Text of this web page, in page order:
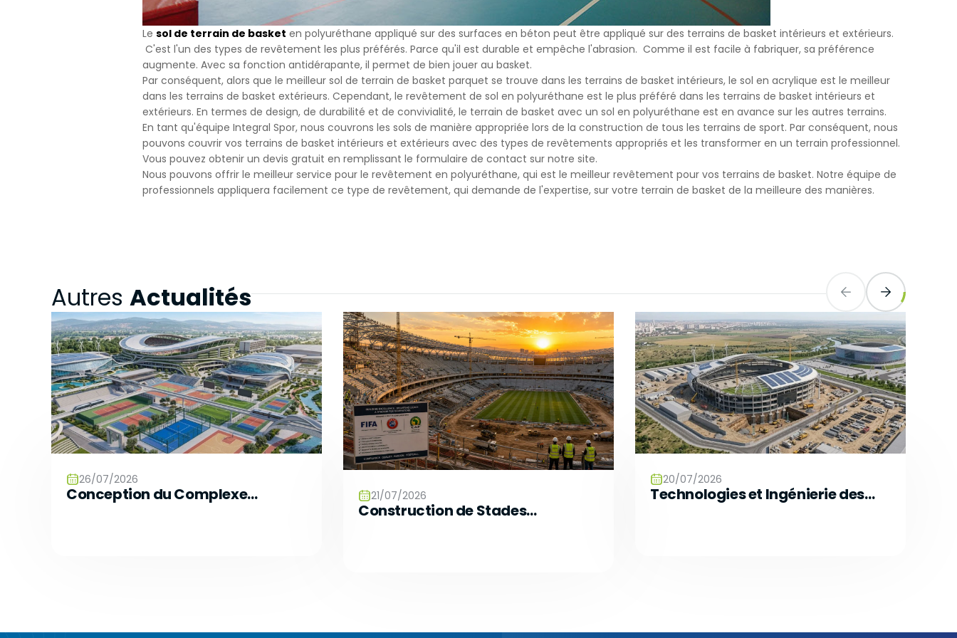
Le sol de terrain de basket en polyuréthane appliqué sur des surfaces en béton peut être appliqué sur des terrains de basket intérieurs et extérieurs.
C'est l'un des types de revêtement les plus préférés. Parce qu'il est durable et empêche l'abrasion. Comme il est facile à fabriquer, sa préférence
augmente. Avec sa fonction antidérapante, il permet de bien jouer au basket.
Par conséquent, alors que le meilleur sol de terrain de basket parquet se trouve dans les terrains de basket intérieurs, le sol en acrylique est le meilleur
dans les terrains de basket extérieurs. Cependant, le revêtement de sol en polyuréthane est le plus préféré dans les terrains de basket intérieurs et
extérieurs. En termes de design, de durabilité et de convivialité, le terrain de basket avec un sol en polyuréthane est en avance sur les autres terrains.
En tant qu'équipe Integral Spor, nous couvrons les sols de manière appropriée lors de la construction de tous les terrains de sport. Par conséquent, nous
pouvons couvrir vos terrains de basket intérieurs et extérieurs avec des types de revêtements appropriés et les transformer en un terrain professionnel.
Vous pouvez obtenir un devis gratuit en remplissant le formulaire de contact sur notre site.
Nous pouvons offrir le meilleur service pour le revêtement en polyuréthane, qui est le meilleur revêtement pour vos terrains de basket. Notre équipe de
professionnels appliquera facilement ce type de revêtement, qui demande de l'expertise, sur votre terrain de basket de la meilleure des manières.
Autres Actualités
26/07/2026
Conception du Complexe
21/07/2026
Construction de Stades
20/07/2026
Technologies et Ingénierie des